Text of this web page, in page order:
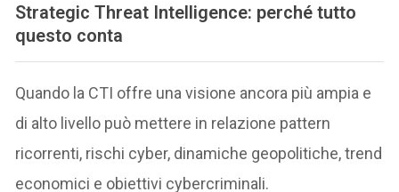
Strategic Threat Intelligence: perché tutto
questo conta
Quando la CTI offre una visione ancora più ampia e
di alto livello può mettere in relazione pattern
ricorrenti, rischi cyber, dinamiche geopolitiche, trend
economici e obiettivi cybercriminali.